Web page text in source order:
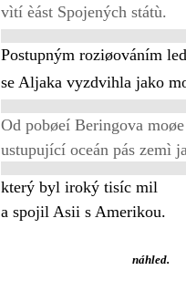
vìtí èást Spojených státù.
Postupným roziøováním
se Aljaka vyzdvihla jako
Od pobøeí Beringova
ustupující oceán pás zemì
který byl iroký tisíc mil
a spojil Asii s Amerikou.
náhled.